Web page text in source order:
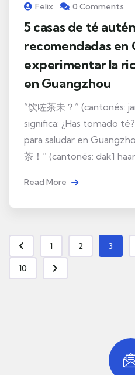
Felix 0 Comments
5 casas de té
recomendadas en
experimentar la
en Guangzhou
“饮咗茶未？” (cantonés:
significa: ¿Has tomado
para saludar en
茶！” (cantonés: dak1
Read More
1 2 3
10